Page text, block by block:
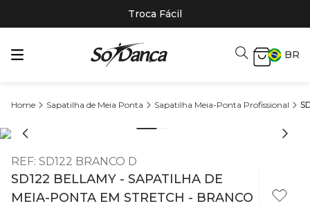
Troca Fácil
BR
Sapatilha de Meia Ponta Sapatilha Meia-Ponta Profissional
REF: SD122 BRANCO D
SD122 BELLAMY - SAPATILHA DE
MEIA-PONTA EM STRETCH - BRANCO